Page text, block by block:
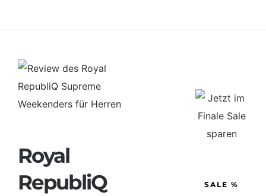
View
Larger
Image
Royal
RepubliQ
SALE %